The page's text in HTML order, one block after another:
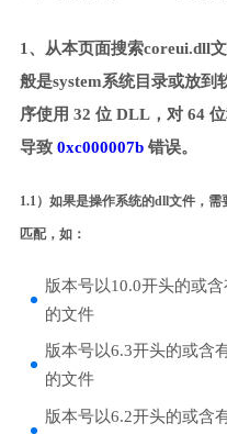
1、从本页面搜索coreui.dll
般是system系统目录或放到
序使用 32 位 DLL，对 64
导致 0xc000007b错误。
1.1）如果是操作系统的dll文件，
匹配，如：
版本号以10.0开头的或
的文件
版本号以6.3开头的或含
的文件
版本号以6.2开头的或含